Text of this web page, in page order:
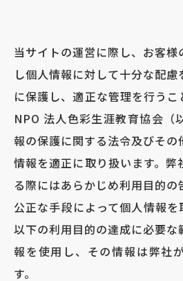
当サイトの運営に際し、お客
し個人情報に対して十分な配
に保護し、適正な管理を行うこ
NPO 法人色彩生涯教育協会（
報の保護に関する法令及びそ
情報を適正に取り扱います。弊
る際にはあらかじめ利用目的
公正な手段によって個人情報を
以下の利用目的の達成に必要
報を使用し、その情報は弊社
す。